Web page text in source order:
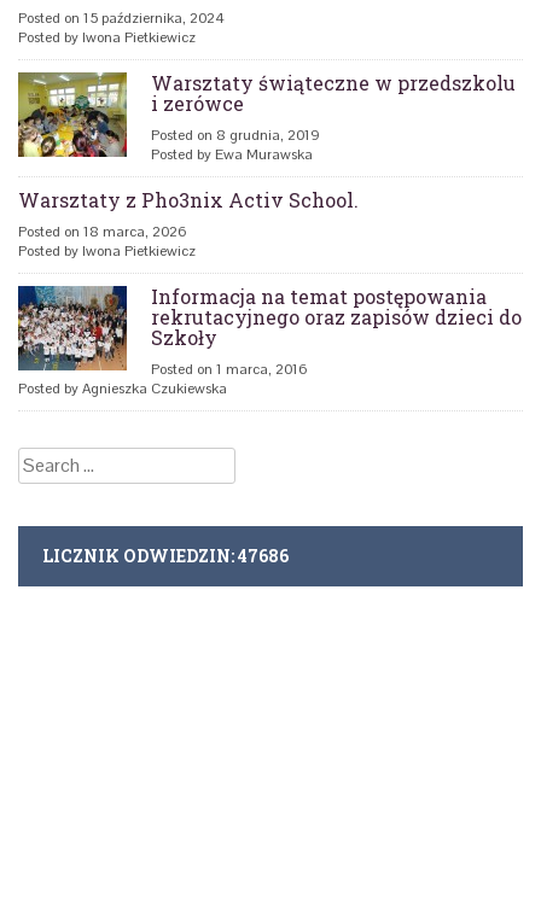
Posted on 15 października, 2024
Posted by Iwona Pietkiewicz
Warsztaty świąteczne w przedszkolu
i zerówce
Posted on 8 grudnia, 2019
Posted by Ewa Murawska
Warsztaty z Pho3nix Activ School.
Posted on 18 marca, 2026
Posted by Iwona Pietkiewicz
Informacja na temat postępowania
rekrutacyjnego oraz zapisów dzieci do
Szkoły
Posted on 1 marca, 2016
Posted by Agnieszka Czukiewska
Search
for:
LICZNIK ODWIEDZIN:47686